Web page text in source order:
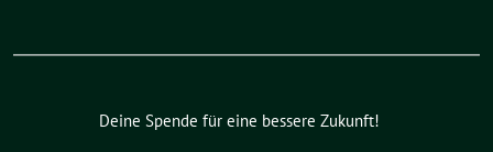
Deine Spende für eine bessere Zukunft!